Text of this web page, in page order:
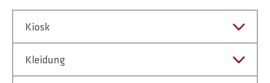
Kiosk
Kleidung